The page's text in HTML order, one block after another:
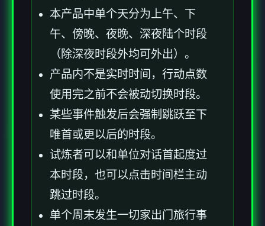
本产品中单个天分为上午、下
午、傍晚、夜晚、深夜陆个时段
（除深夜时段外均可外出）。
产品内不是实时时间，行动点数
使用完之前不会被动切换时段。
某些事件触发后会强制跳跃至下
唯首或更以后的时段。
试炼者可以和单位对话首起度过
本时段，也可以点击时间栏主动
跳过时段。
单个周末发生一切家出门旅行事